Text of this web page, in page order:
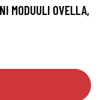
MODUULI OVELLA,